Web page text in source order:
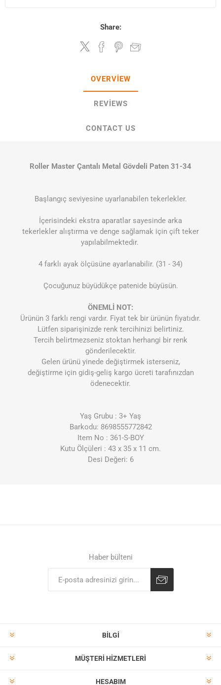
Share:
OVERVIEW
REVIEWS
CONTACT US
Roller Master Çantalı Metal Gövdeli Paten 31-34
Başlangıç seviyesine uyarlanabilen tekerlekler.
İçerisindeki ekstra aparatlar sayesinde arka
tekerlekler alıştırma ve denge sağlamak için çift teker
yapılabilmektedir.
4 farklı ayak ölçüsüne ayarlanabilir. (31 - 34)
Çocuğunuz büyüdükçe patenide büyüsün.
ÖNEMLİ NOT:
Ürünün 3 farklı rengi vardır. Fiyat tek bir ürünün fiyatıdır.
Lütfen siparişinizde renk tercihinizi belirtiniz.
Tercih belirtmezseniz stoktan herhangi bir renk
gönderilecektir.
Gelen ürünü yinede değiştirmek isterseniz,
değiştirme için gidiş-geliş kargo ücreti tarafınızdan
ödenecektir.
Yaş Grubu : 3+ Yaş
Barkodu: 8698555772842
Item No : 361-S-BOY
Kutu Ölçüleri : 43 x 35 x 11 cm.
Desi Değeri: 6
Haber bülteni
BILGI
MÜŞTERI HIZMETLERI
HESABIM